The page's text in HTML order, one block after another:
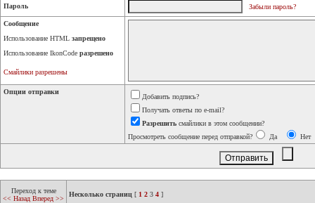
Пароль Забыли пароль?
Сообщение
Использование HTML запрещено
Использование IkonCode разрешено
Смайлики разрешены
Опции отправки
Добавить подпись?
Получать ответы по e-mail?
Разрешить смайлики в этом сообщении?
Просмотреть сообщение перед отправкой?
Да Нет
Переход к теме
<< Назад Вперед >>
Несколько страниц [ 1 2 3 4 ]